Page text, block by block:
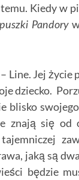
Kiedy w
puszki Pandory
Line. Jej
dziecko.
blisko
się od
jaką są
będzie